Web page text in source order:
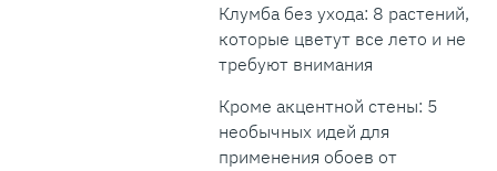
Клумба без ухода: 8 растений,
которые цветут все лето и не
требуют внимания
Кроме акцентной стены: 5
необычных идей для
применения обоев от